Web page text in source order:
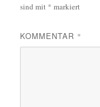
sind mit * markiert
KOMMENTAR *